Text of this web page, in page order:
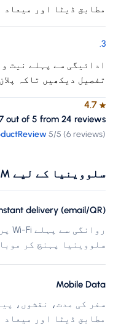
مطابق ڈیٹا اور میعاد
3
.
ادائیگی سے پہلے نیٹ
تفصیل دیکھیں تاکہ
★
4.7
out of 5 from 24 reviews
5/5 (6 reviews)
سلووینیا کے لیے eSIM
delivery (email/QR)
سلووینیا پہنچ کر
Mobile Data
سفر کی مدت، نقشوں،
مطابق ڈیٹا اور میعاد